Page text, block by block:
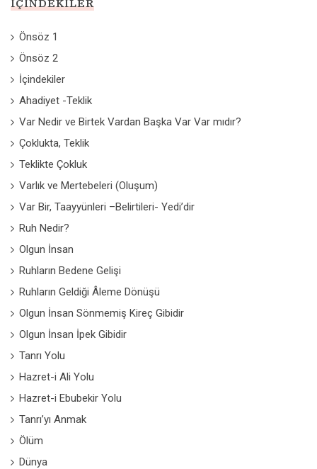
İÇINDEKILER
Önsöz 1
Önsöz 2
İçindekiler
Ahadiyet -Teklik
Var Nedir ve Birtek Vardan Başka Var Var mıdır?
Çoklukta, Teklik
Teklikte Çokluk
Varlık ve Mertebeleri (Oluşum)
Var Bir, Taayyünleri –Belirtileri- Yedi’dir
Ruh Nedir?
Olgun İnsan
Ruhların Bedene Gelişi
Ruhların Geldiği Âleme Dönüşü
Olgun İnsan Sönmemiş Kireç Gibidir
Olgun İnsan İpek Gibidir
Tanrı Yolu
Hazret-i Ali Yolu
Hazret-i Ebubekir Yolu
Tanrı’yı Anmak
Ölüm
Dünya